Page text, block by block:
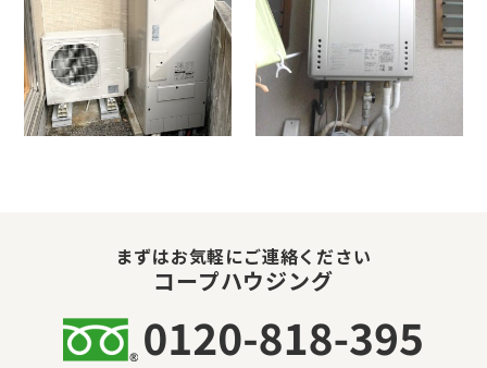
まずはお気軽にご連絡ください
コープハウジング